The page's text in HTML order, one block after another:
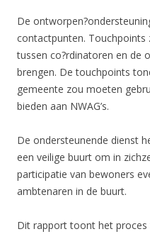
De
contactpunten.
tussen co?rdinatoren en de
brengen. De touchpoints
gemeente zou moeten
bieden aan NWAG’s.
De ondersteunende dienst
een veilige buurt om in
participatie van bewoners
ambtenaren in de buurt.
Dit rapport toont het proces